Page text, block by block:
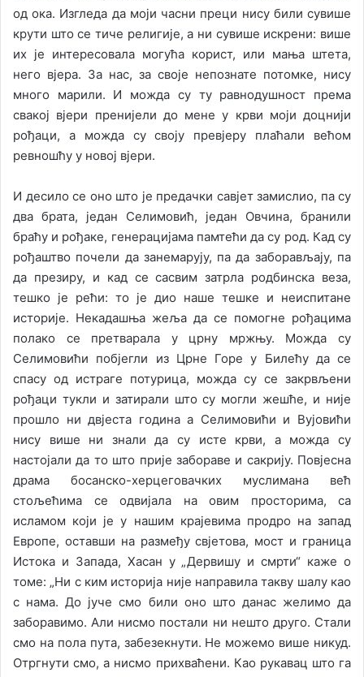
од ока. Изгледа да моји часни преци нису били сувише
крути што се тиче религије, а ни сувише искрени: више
их је интересовала могућа корист, или мања штета,
него вјера. За нас, за своје непознате потомке, нису
много марили. И можда су ту равнодушност према
свакој вјери пренијели до мене у крви моји доцнији
рођаци, а можда су своју превјеру плаћали већом
ревношћу у новој вјери.
И десило се оно што је предачки савјет замислио, па су
два брата, један Селимовић, један Овчина, бранили
браћу и рођаке, генерацијама памтећи да су род. Кад су
рођаштво почели да занемарују, па да заборављају, па
да презиру, и кад се сасвим затрла родбинска веза,
тешко је рећи: то је дио наше тешке и неиспитане
историје. Некадашња жеља да се помогне рођацима
полако се претварала у црну мржњу. Можда су
Селимовићи побјегли из Црне Горе у Билећу да се
спасу од истраге потурица, можда су се закрвљени
рођаци тукли и затирали што су могли жешће, и није
прошло ни двјеста година а Селимовићи и Вујовићи
нису више ни знали да су исте крви, а можда су
настојали да то што прије забораве и сакрију. Повјесна
драма босанско-херцеговачких муслимана већ
стољећима се одвијала на овим просторима, са
исламом који је у нашим крајевима продро на запад
Европе, оставши на размеђу свјетова, мост и граница
Истока и Запада, Хасан у „Дервишу и смрти“ каже о
томе: „Ни с ким историја није направила такву шалу као
с нама. До јуче смо били оно што данас желимо да
заборавимо. Али нисмо постали ни нешто друго. Стали
смо на пола пута, забезекнути. Не можемо више никуд.
Отргнути смо, а нисмо прихваћени. Као рукавац што га